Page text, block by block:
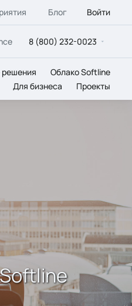
Блог Войти
8 (800) 232-0023
Облако Softline
Для бизнеса Проекты